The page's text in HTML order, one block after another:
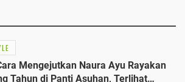
Mengejutkan Naura Ayu Rayakan
Tahun di Panti Asuhan, Terlihat